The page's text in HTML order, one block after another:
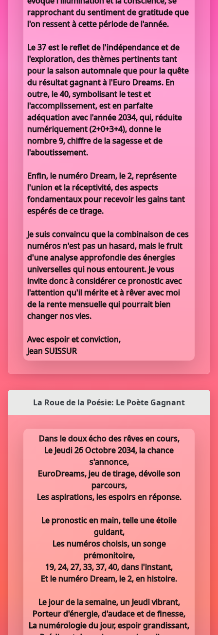
rapprochant du sentiment de gratitude que
l'on ressent à cette période de l'année.
Le 37 est le reflet de l'indépendance et de
l'exploration, des thèmes pertinents tant
pour la saison automnale que pour la quête
du résultat gagnant à l'Euro Dreams. En
outre, le 40, symbolisant le test et
l'accomplissement, est en parfaite
adéquation avec l'année 2034, qui, réduite
numériquement (2+0+3+4), donne le
nombre 9, chiffre de la sagesse et de
l'aboutissement.
Enfin, le numéro Dream, le 2, représente
l'union et la réceptivité, des aspects
fondamentaux pour recevoir les gains tant
espérés de ce tirage.
Je suis convaincu que la combinaison de ces
numéros n'est pas un hasard, mais le fruit
d'une analyse approfondie des énergies
universelles qui nous entourent. Je vous
invite donc à considérer ce pronostic avec
l'attention qu'il mérite et à rêver avec moi
de la rente mensuelle qui pourrait bien
changer nos vies.
Avec espoir et conviction,
Jean SUISSUR
La Roue de la Poésie: Le Poète Gagnant
Dans le doux écho des rêves en cours,
Le Jeudi 26 Octobre 2034, la chance
s'annonce,
EuroDreams, jeu de tirage, dévoile son
parcours,
Les aspirations, les espoirs en réponse.
Le pronostic en main, telle une étoile
guidant,
Les numéros choisis, un songe
prémonitoire,
19, 24, 27, 33, 37, 40, dans l'instant,
Et le numéro Dream, le 2, en histoire.
Le jour de la semaine, un Jeudi vibrant,
Porteur d'énergie, d'audace et de finesse,
La numérologie du jour, espoir grandissant,